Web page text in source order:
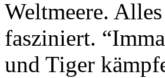
Weltmeere.
fasziniert.
und Tiger